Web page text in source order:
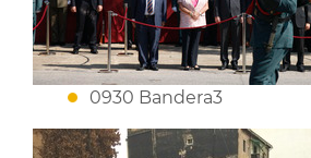
0930 Bandera3